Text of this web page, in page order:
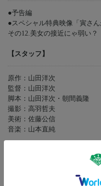
●予告編
●スペシャル特典映像「寅さん
その12.美女の接近にゃ弱い？
【スタッフ】
原作：山田洋次
監督：山田洋次
脚本：山田洋次・朝間義隆
撮影：高羽哲夫
美術：佐藤公信
音楽：山本直純
諏訪さくら：倍賞千恵子